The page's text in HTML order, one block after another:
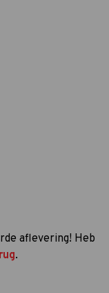
aflevering! Heb
.